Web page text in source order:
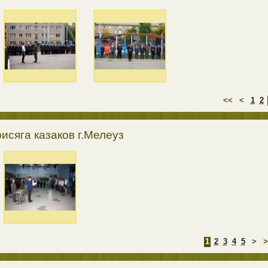
<< < 1 2
казаков г.Мелеуз
1 2 3 4 5 >